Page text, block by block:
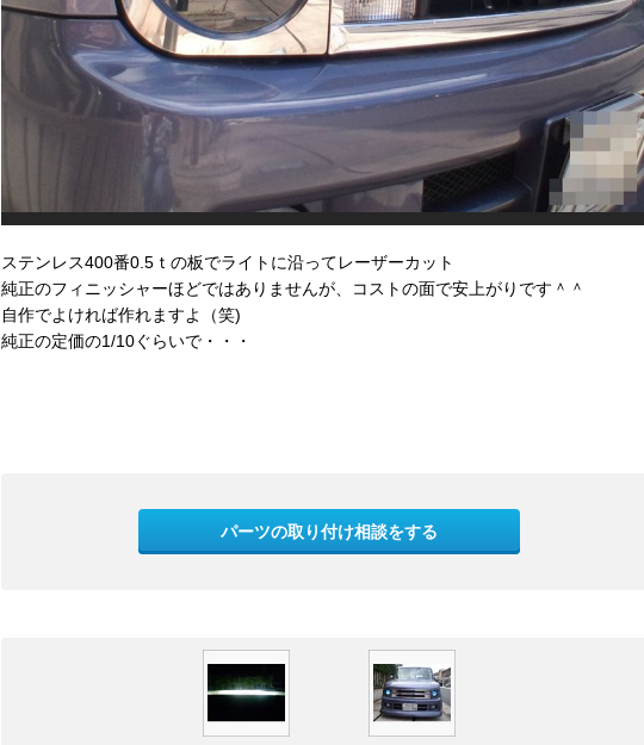
ステンレス400番0.5ｔの板でライトに沿ってレーザーカット
純正のフィニッシャーほどではありませんが、コストの面で安上がりです＾＾
自作でよければ作れますよ（笑)
純正の定価の1/10ぐらいで・・・
パーツの取り付け相談をする